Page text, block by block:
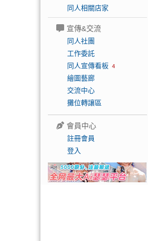
同人相關店家
宣傳&交流
同人社團
工作委託
同人宣傳看板 4
繪圖藝廊
交流中心
攤位轉讓區
會員中心
註冊會員
登入